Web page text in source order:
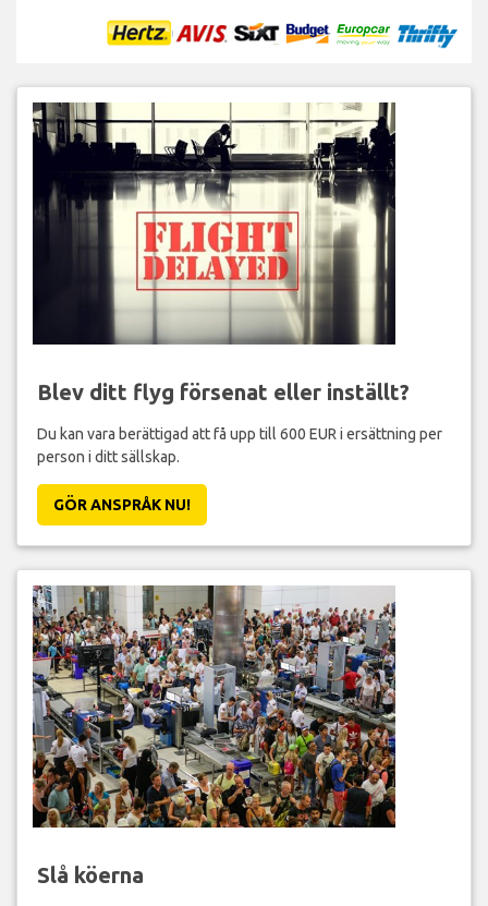
Blev ditt flyg försenat eller inställt?
Du kan vara berättigad att få upp till 600 EUR i ersättning per
person i ditt sällskap.
GÖR ANSPRÅK NU!
Slå köerna